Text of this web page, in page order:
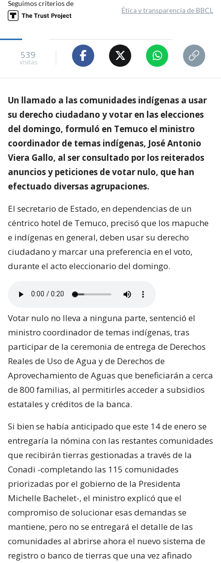
Seguimos criterios de
Ética y transparencia de BBCL
539
visitas
Un llamado a las comunidades indígenas a usar
su derecho ciudadano y votar en las elecciones
del domingo, formuló en Temuco el ministro
coordinador de temas indígenas, José Antonio
Viera Gallo, al ser consultado por los reiterados
anuncios y peticiones de votar nulo, que han
efectuado diversas agrupaciones.
El secretario de Estado, en dependencias de un
céntrico hotel de Temuco, precisó que los mapuche
e indígenas en general, deben usar su derecho
ciudadano y marcar una preferencia en el voto,
durante el acto eleccionario del domingo.
Votar nulo no lleva a ninguna parte, sentenció el
ministro coordinador de temas indígenas, tras
participar de la ceremonia de entrega de Derechos
Reales de Uso de Agua y de Derechos de
Aprovechamiento de Aguas que beneficiarán a cerca
de 800 familias, al permitirles acceder a subsidios
estatales y créditos de la banca.
Si bien se había anticipado que este 14 de enero se
entregaría la nómina con las restantes comunidades
que recibirán tierras gestionadas a través de la
Conadi -completando las 115 comunidades
priorizadas por el gobierno de la Presidenta
Michelle Bachelet-, el ministro explicó que el
compromiso de solucionar esas demandas se
mantiene, pero no se entregará el detalle de las
comunidades al abrirse ahora el nuevo sistema de
registro o banco de tierras que una vez afinado